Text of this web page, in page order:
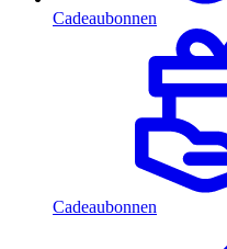
Cadeaubonnen
Cadeaubonnen